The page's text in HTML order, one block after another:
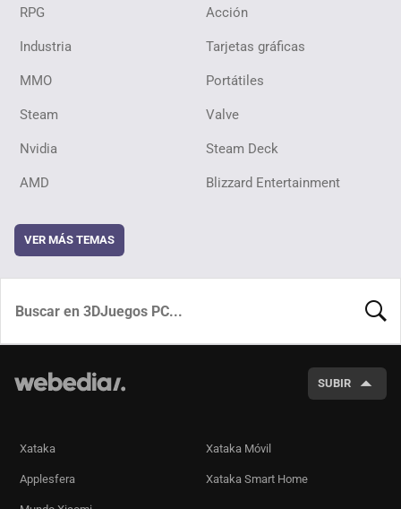
RPG Acción
Industria Tarjetas gráficas
MMO Portátiles
Steam Valve
Nvidia Steam Deck
AMD Blizzard Entertainment
VER MÁS TEMAS
SUBIR
Xataka Xataka Móvil
Applesfera Xataka Smart Home